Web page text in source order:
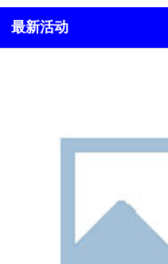
最新活动